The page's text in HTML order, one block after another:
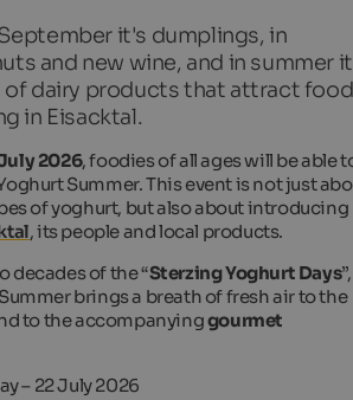
September it's dumplings, in
and new wine, and in summer
of dairy products that attract food
in Eisacktal.
2026, foodies of all ages will be able
Summer. This event is not just
of yoghurt, but also about introducing
, its people and local products.
decades of the “Sterzing Yoghurt Days”,
Summer brings a breath of fresh air to the
to the accompanyinggourmet
– 22 July 2026